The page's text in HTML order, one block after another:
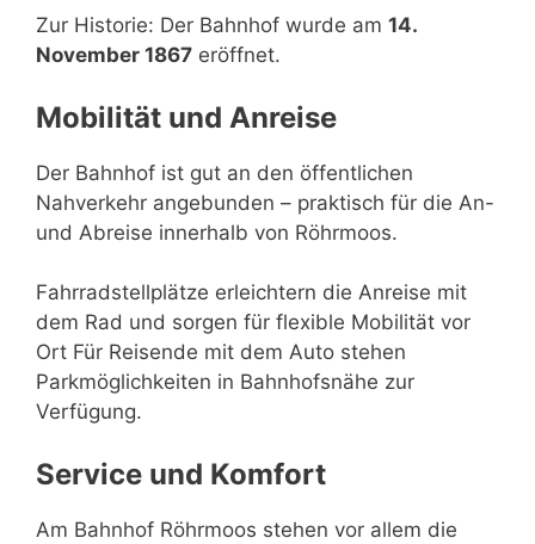
Zur Historie: Der Bahnhof wurde am 14.
November 1867 eröffnet.
Mobilität und Anreise
Der Bahnhof ist gut an den öffentlichen
Nahverkehr angebunden – praktisch für die An-
und Abreise innerhalb von Röhrmoos.
Fahrradstellplätze erleichtern die Anreise mit
dem Rad und sorgen für flexible Mobilität vor
Ort Für Reisende mit dem Auto stehen
Parkmöglichkeiten in Bahnhofsnähe zur
Verfügung.
Service und Komfort
Am Bahnhof Röhrmoos stehen vor allem die